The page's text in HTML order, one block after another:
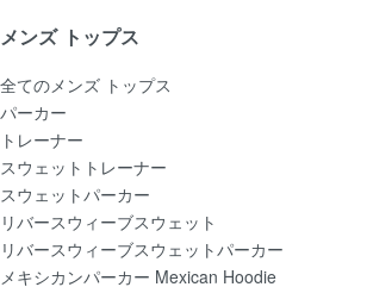
メンズ トップス
全てのメンズ トップス
パーカー
トレーナー
スウェットトレーナー
スウェットパーカー
リバースウィーブスウェット
リバースウィーブスウェットパーカー
メキシカンパーカー Mexican Hoodie